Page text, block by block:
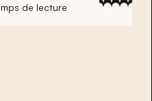
de lecture